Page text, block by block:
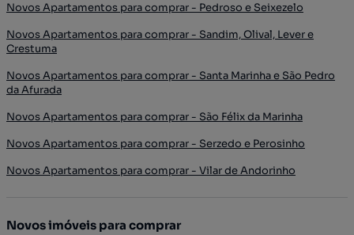
Novos Apartamentos para comprar - Pedroso e Seixezelo
Novos Apartamentos para comprar - Sandim, Olival, Lever e
Crestuma
Novos Apartamentos para comprar - Santa Marinha e São Pedro
da Afurada
Novos Apartamentos para comprar - São Félix da Marinha
Novos Apartamentos para comprar - Serzedo e Perosinho
Novos Apartamentos para comprar - Vilar de Andorinho
Novos imóveis para comprar